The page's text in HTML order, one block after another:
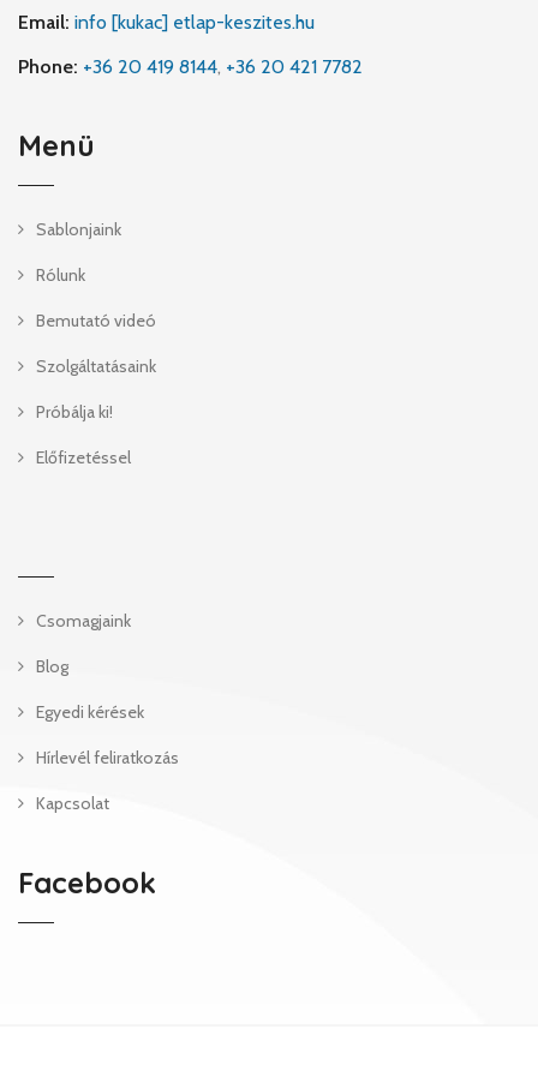
Email: info [kukac] etlap-keszites.hu
Phone: +36 20 419 8144, +36 20 421 7782
Menü
Sablonjaink
Rólunk
Bemutató videó
Szolgáltatásaink
Próbálja ki!
Előfizetéssel
Csomagjaink
Blog
Egyedi kérések
Hírlevél feliratkozás
Kapcsolat
Facebook